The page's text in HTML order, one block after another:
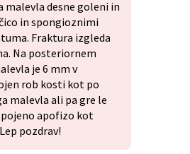
desne goleni in
in spongioznimi
Fraktura izgleda
Na posteriornem
je 6 mm v
rob kosti kot po
malevla ali pa gre le
apofizo kot
pozdrav!